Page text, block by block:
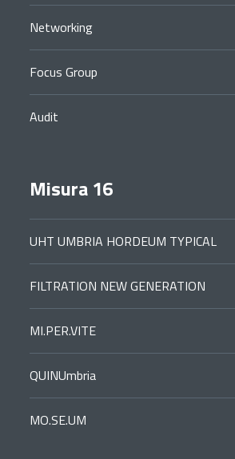
Networking
Focus Group
Audit
Misura 16
UHT UMBRIA HORDEUM TYPICAL
FILTRATION NEW GENERATION
MI.PER.VITE
QUINUmbria
MO.SE.UM